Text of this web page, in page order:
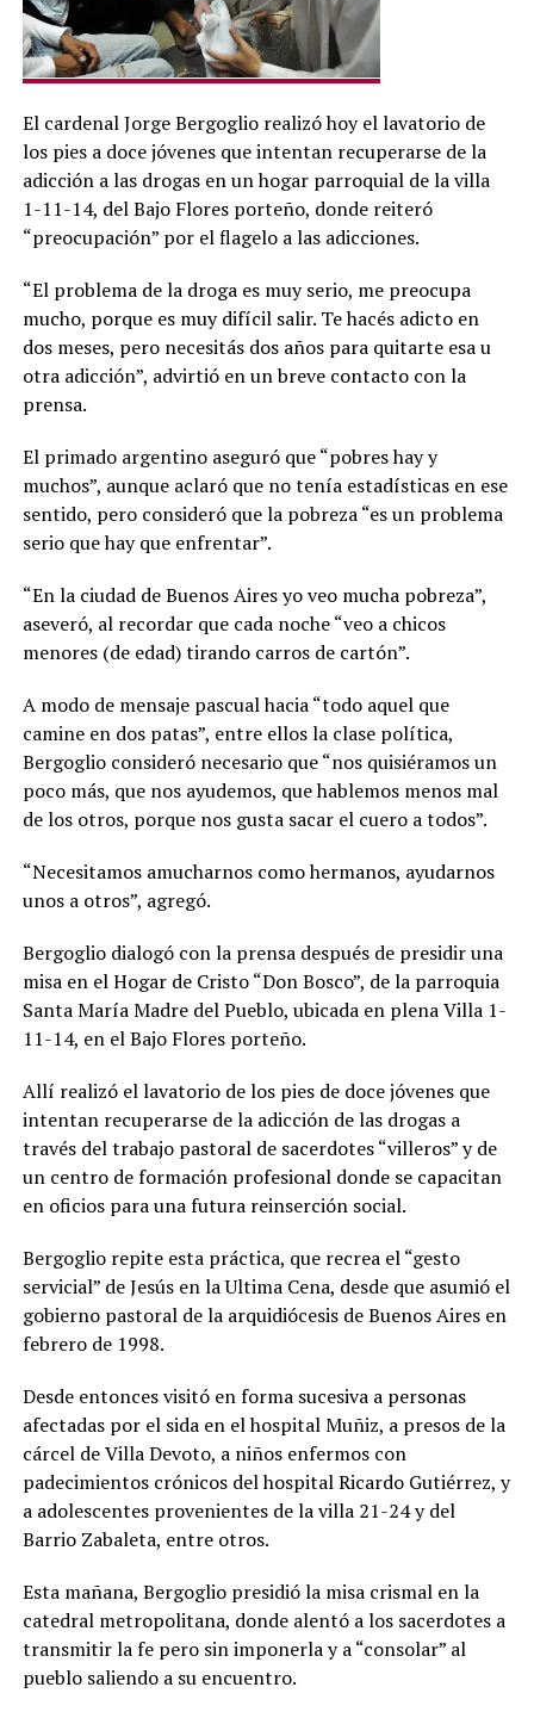
El cardenal Jorge Bergoglio realizó hoy el lavatorio de
los pies a doce jóvenes que intentan recuperarse de la
adicción a las drogas en un hogar parroquial de la villa
1-11-14, del Bajo Flores porteño, donde reiteró
“preocupación” por el flagelo a las adicciones.
“El problema de la droga es muy serio, me preocupa
mucho, porque es muy difícil salir. Te hacés adicto en
dos meses, pero necesitás dos años para quitarte esa u
otra adicción”, advirtió en un breve contacto con la
prensa.
El primado argentino aseguró que “pobres hay y
muchos”, aunque aclaró que no tenía estadísticas en ese
sentido, pero consideró que la pobreza “es un problema
serio que hay que enfrentar”.
“En la ciudad de Buenos Aires yo veo mucha pobreza”,
aseveró, al recordar que cada noche “veo a chicos
menores (de edad) tirando carros de cartón”.
A modo de mensaje pascual hacia “todo aquel que
camine en dos patas”, entre ellos la clase política,
Bergoglio consideró necesario que “nos quisiéramos un
poco más, que nos ayudemos, que hablemos menos mal
de los otros, porque nos gusta sacar el cuero a todos”.
“Necesitamos amucharnos como hermanos, ayudarnos
unos a otros”, agregó.
Bergoglio dialogó con la prensa después de presidir una
misa en el Hogar de Cristo “Don Bosco”, de la parroquia
Santa María Madre del Pueblo, ubicada en plena Villa 1-
11-14, en el Bajo Flores porteño.
Allí realizó el lavatorio de los pies de doce jóvenes que
intentan recuperarse de la adicción de las drogas a
través del trabajo pastoral de sacerdotes “villeros” y de
un centro de formación profesional donde se capacitan
en oficios para una futura reinserción social.
Bergoglio repite esta práctica, que recrea el “gesto
servicial” de Jesús en la Ultima Cena, desde que asumió el
gobierno pastoral de la arquidiócesis de Buenos Aires en
febrero de 1998.
Desde entonces visitó en forma sucesiva a personas
afectadas por el sida en el hospital Muñiz, a presos de la
cárcel de Villa Devoto, a niños enfermos con
padecimientos crónicos del hospital Ricardo Gutiérrez, y
a adolescentes provenientes de la villa 21-24 y del
Barrio Zabaleta, entre otros.
Esta mañana, Bergoglio presidió la misa crismal en la
catedral metropolitana, donde alentó a los sacerdotes a
transmitir la fe pero sin imponerla y a “consolar” al
pueblo saliendo a su encuentro.